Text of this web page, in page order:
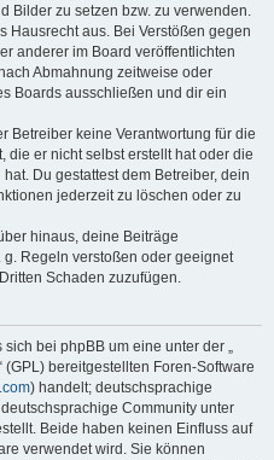
Bilder zu setzen bzw. zu verwenden.
Hausrecht aus. Bei Verstößen gegen
anderer im Board veröffentlichten
Abmahnung zeitweise oder
Boards ausschließen und dir ein
Betreiber keine Verantwortung für die
die er nicht selbst erstellt hat oder die
Du gestattest dem Betreiber, dein
jederzeit zu löschen oder zu
hinaus, deine Beiträge
Regeln verstoßen oder geeignet
Schaden zuzufügen.
bei phpBB um eine unter der „
(GPL) bereitgestellten Foren-Software
) handelt; deutschsprachige
Community unter
Beide haben keinen Einfluss auf
verwendet wird. Sie können